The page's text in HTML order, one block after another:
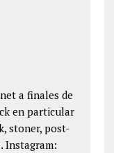
a finales de
en particular
stoner, post-
Instagram: